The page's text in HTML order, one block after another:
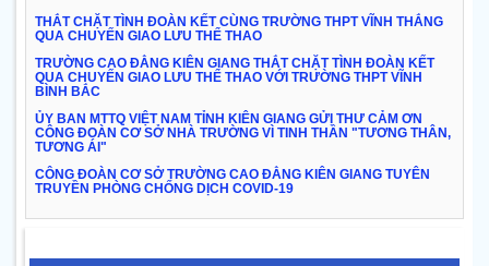
THẮT CHẶT TÌNH ĐOÀN KẾT CÙNG TRƯỜNG THPT VĨNH THẮNG
QUA CHUYẾN GIAO LƯU THỂ THAO
TRƯỜNG CAO ĐẲNG KIÊN GIANG THẮT CHẶT TÌNH ĐOÀN KẾT
QUA CHUYẾN GIAO LƯU THỂ THAO VỚI TRƯỜNG THPT VĨNH
BÌNH BẮC
ỦY BAN MTTQ VIỆT NAM TỈNH KIÊN GIANG GỬI THƯ CẢM ƠN
CÔNG ĐOÀN CƠ SỞ NHÀ TRƯỜNG VÌ TINH THẦN "TƯƠNG THÂN,
TƯƠNG ÁI"
CÔNG ĐOÀN CƠ SỞ TRƯỜNG CAO ĐẲNG KIÊN GIANG TUYÊN
TRUYỀN PHÒNG CHỐNG DỊCH COVID-19